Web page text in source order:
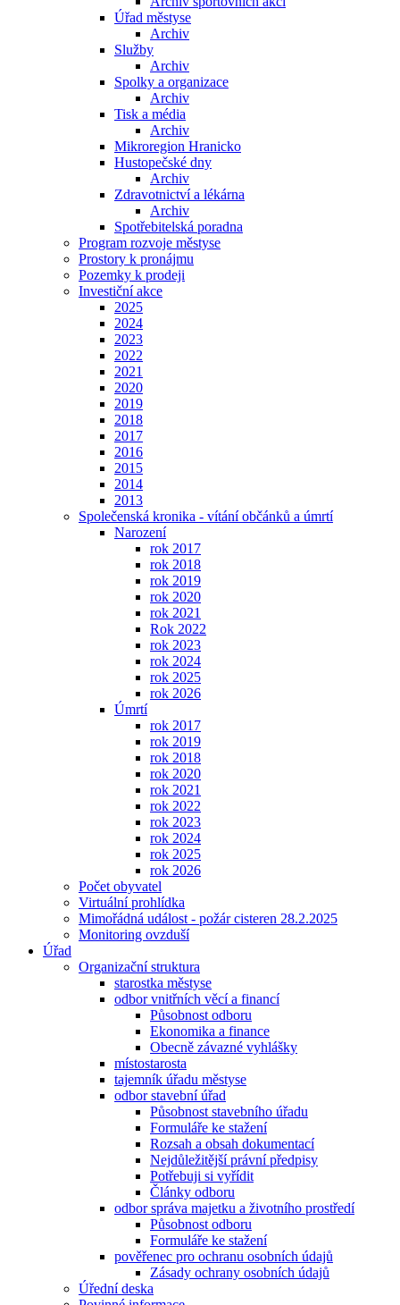
Úřad městyse
Archiv
Služby
Archiv
Spolky a organizace
Archiv
Tisk a média
Archiv
Mikroregion Hranicko
Hustopečské dny
Archiv
Zdravotnictví a lékárna
Archiv
Spotřebitelská poradna
Program rozvoje městyse
Prostory k pronájmu
Pozemky k prodeji
Investiční akce
2025
2024
2023
2022
2021
2020
2019
2018
2017
2016
2015
2014
2013
Společenská kronika - vítání občánků a úmrtí
Narození
rok 2017
rok 2018
rok 2019
rok 2020
rok 2021
Rok 2022
rok 2023
rok 2024
rok 2025
rok 2026
Úmrtí
rok 2017
rok 2019
rok 2018
rok 2020
rok 2021
rok 2022
rok 2023
rok 2024
rok 2025
rok 2026
Počet obyvatel
Virtuální prohlídka
Mimořádná událost - požár cisteren 28.2.2025
Monitoring ovzduší
Úřad
Organizační struktura
starostka městyse
odbor vnitřních věcí a financí
Působnost odboru
Ekonomika a finance
Obecně závazné vyhlášky
místostarosta
tajemník úřadu městyse
odbor stavební úřad
Působnost stavebního úřadu
Formuláře ke stažení
Rozsah a obsah dokumentací
Nejdůležitější právní předpisy
Potřebuji si vyřídit
Články odboru
odbor správa majetku a životního prostředí
Působnost odboru
Formuláře ke stažení
pověřenec pro ochranu osobních údajů
Zásady ochrany osobních údajů
Úřední deska